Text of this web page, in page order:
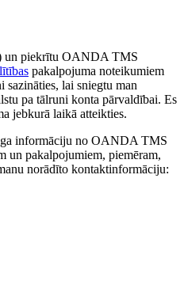
un piekrītu OANDA TMS
pakalpojuma noteikumiem
sazināties, lai sniegtu man
pa tālruni konta pārvaldībai. Es
jebkurā laikā atteikties.
informāciju no OANDA TMS
un pakalpojumiem, piemēram,
norādīto kontaktinformāciju: